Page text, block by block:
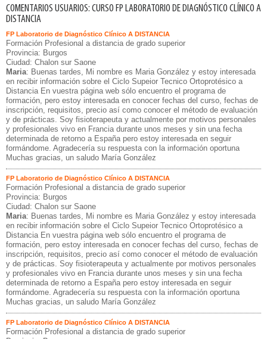
COMENTARIOS USUARIOS: CURSO FP LABORATORIO DE DIAGNÓSTICO CLÍNICO A
DISTANCIA
FP Laboratorio de Diagnóstico Clínico A DISTANCIA
Formación Profesional a distancia de grado superior
Provincia: Burgos
Ciudad: Chalon sur Saone
Maria: Buenas tardes, Mi nombre es Maria González y estoy interesada
en recibir información sobre el Ciclo Supeior Tecnico Ortoprotésico a
Distancia En vuestra página web sólo encuentro el programa de
formación, pero estoy interesada en conocer fechas del curso, fechas de
inscripción, requisitos, precio así como conocer el método de evaluación
y de prácticas. Soy fisioterapeuta y actualmente por motivos personales
y profesionales vivo en Francia durante unos meses y sin una fecha
determinada de retorno a España pero estoy interesada en seguir
formándome. Agradecería su respuesta con la información oportuna
Muchas gracias, un saludo María González
FP Laboratorio de Diagnóstico Clínico A DISTANCIA
Formación Profesional a distancia de grado superior
Provincia: Burgos
Ciudad: Chalon sur Saone
Maria: Buenas tardes, Mi nombre es Maria González y estoy interesada
en recibir información sobre el Ciclo Supeior Tecnico Ortoprotésico a
Distancia En vuestra página web sólo encuentro el programa de
formación, pero estoy interesada en conocer fechas del curso, fechas de
inscripción, requisitos, precio así como conocer el método de evaluación
y de prácticas. Soy fisioterapeuta y actualmente por motivos personales
y profesionales vivo en Francia durante unos meses y sin una fecha
determinada de retorno a España pero estoy interesada en seguir
formándome. Agradecería su respuesta con la información oportuna
Muchas gracias, un saludo María González
FP Laboratorio de Diagnóstico Clínico A DISTANCIA
Formación Profesional a distancia de grado superior